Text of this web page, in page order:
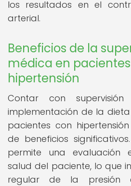
los resultados en el
arterial.
Beneficios de la
médica en
hipertensión
Contar con
implementación de la
pacientes con
de beneficios
permite una evaluación
salud del paciente, lo que
regular de la presión